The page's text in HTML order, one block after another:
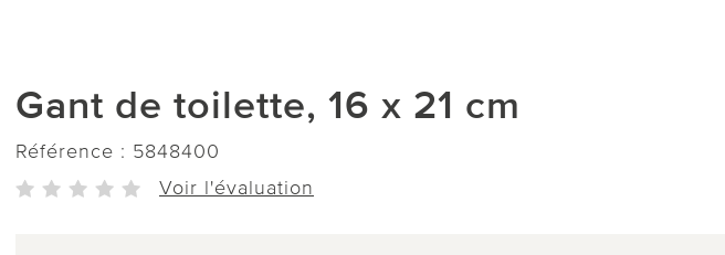
Gant de toilette, 16 x 21 cm
Référence : 5848400
Voir l'évaluation